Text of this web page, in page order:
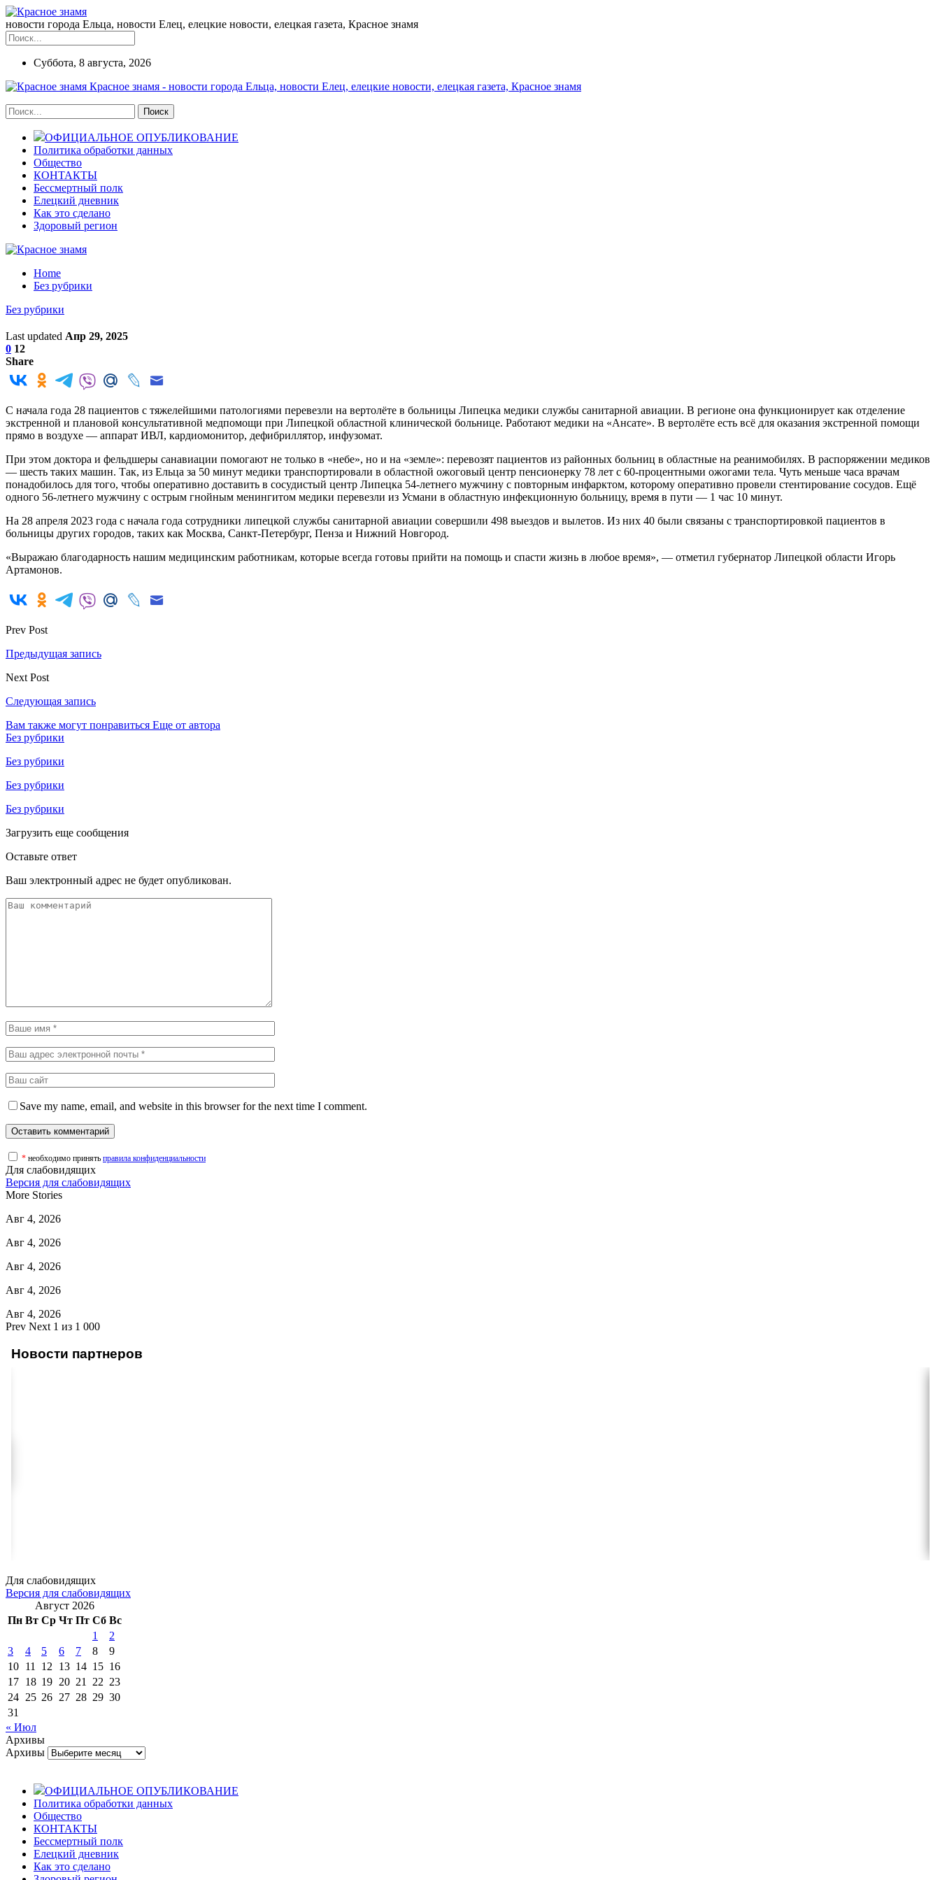
новости города Ельца, новости Елец, елецкие новости, елецкая газета, Красное знамя
Суббота, 8 августа, 2026
Красное знамя - новости города Ельца, новости Елец, елецкие новости, елецкая газета, Красное знамя
ОФИЦИАЛЬНОЕ ОПУБЛИКОВАНИЕ
Политика обработки данных
Общество
КОНТАКТЫ
Бессмертный полк
Елецкий дневник
Как это сделано
Здоровый регион
Home
Без рубрики
Без рубрики
Last updated Апр 29, 2025
0 12
Share
С начала года 28 пациентов с тяжелейшими патологиями перевезли на вертолёте в больницы Липецка медики службы санитарной авиации. В регионе она функционирует как отделение
экстренной и плановой консультативной медпомощи при Липецкой областной клинической больнице. Работают медики на «Ансате». В вертолёте есть всё для оказания экстренной помощи
прямо в воздухе — аппарат ИВЛ, кардиомонитор, дефибриллятор, инфузомат.
При этом доктора и фельдшеры санавиации помогают не только в «небе», но и на «земле»: перевозят пациентов из районных больниц в областные на реанимобилях. В распоряжении медиков
— шесть таких машин. Так, из Ельца за 50 минут медики транспортировали в областной ожоговый центр пенсионерку 78 лет с 60-процентными ожогами тела. Чуть меньше часа врачам
понадобилось для того, чтобы оперативно доставить в сосудистый центр Липецка 54-летнего мужчину с повторным инфарктом, которому оперативно провели стентирование сосудов. Ещё
одного 56-летнего мужчину с острым гнойным менингитом медики перевезли из Усмани в областную инфекционную больницу, время в пути — 1 час 10 минут.
На 28 апреля 2023 года с начала года сотрудники липецкой службы санитарной авиации совершили 498 выездов и вылетов. Из них 40 были связаны с транспортировкой пациентов в
больницы других городов, таких как Москва, Санкт-Петербург, Пенза и Нижний Новгород.
«Выражаю благодарность нашим медицинским работникам, которые всегда готовы прийти на помощь и спасти жизнь в любое время», — отметил губернатор Липецкой области Игорь
Артамонов.
Prev Post
Предыдущая запись
Next Post
Следующая запись
Вам также могут понравиться Еще от автора
Без рубрики
Без рубрики
Без рубрики
Без рубрики
Загрузить еще сообщения
Оставьте ответ
Ваш электронный адрес не будет опубликован.
Save my name, email, and website in this browser for the next time I comment.
* необходимо принять правила конфиденциальности
Для слабовидящих
Версия для слабовидящих
More Stories
Авг 4, 2026
Авг 4, 2026
Авг 4, 2026
Авг 4, 2026
Авг 4, 2026
Prev Next 1 из 1 000
Новости партнеров
Для слабовидящих
Версия для слабовидящих
Август 2026
Пн Вт Ср Чт Пт Сб Вс
1
2
3
4 5 6 7 8
9
10 11 12 13 14 15 16
17 18 19 20 21 22 23
24 25 26 27 28 29 30
31
« Июл
Архивы
Архивы
ОФИЦИАЛЬНОЕ ОПУБЛИКОВАНИЕ
Политика обработки данных
Общество
КОНТАКТЫ
Бессмертный полк
Елецкий дневник
Как это сделано